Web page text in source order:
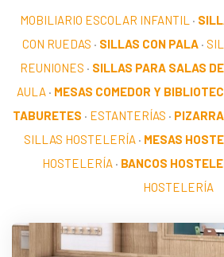
MOBILIARIO ESCOLAR INFANTIL ·
CON RUEDAS · SILLAS CON PALA ·
REUNIONES · SILLAS PARA SALAS
AULA · MESAS COMEDOR Y
TABURETES · ESTANTERÍAS ·
SILLAS HOSTELERÍA · MESAS
HOSTELERÍA · BANCOS
HOSTELERÍA